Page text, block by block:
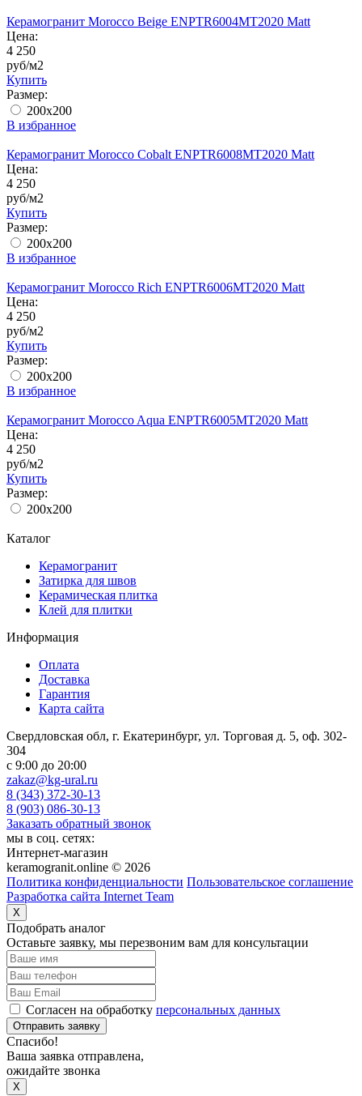
Керамогранит Morocco Beige ENPTR6004MT2020 Matt
Цена:
4 250
руб/м2
Купить
Размер:
200x200
В избранное
Керамогранит Morocco Cobalt ENPTR6008MT2020 Matt
Цена:
4 250
руб/м2
Купить
Размер:
200x200
В избранное
Керамогранит Morocco Rich ENPTR6006MT2020 Matt
Цена:
4 250
руб/м2
Купить
Размер:
200x200
В избранное
Керамогранит Morocco Aqua ENPTR6005MT2020 Matt
Цена:
4 250
руб/м2
Купить
Размер:
200x200
Каталог
Керамогранит
Затирка для швов
Керамическая плитка
Клей для плитки
Информация
Оплата
Доставка
Гарантия
Карта сайта
Свердловская обл, г. Екатеринбург, ул. Торговая д. 5, оф. 302-
304
c 9:00 до 20:00
zakaz@kg-ural.ru
8 (343) 372-30-13
8 (903) 086-30-13
Заказать обратный звонок
мы в соц. сетях:
Интернет-магазин
keramogranit.online © 2026
Политика конфиденциальности Пользовательское соглашение
Разработка сайта Internet Team
X
Подобрать аналог
Оставьте заявку, мы перезвоним вам для консультации
Согласен на обработку персональных данных
Отправить заявку
Спасибо!
Ваша заявка отправлена,
ожидайте звонка
X